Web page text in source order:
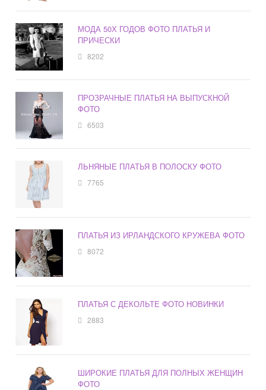
МОДА 50Х ГОДОВ ФОТО ПЛАТЬЯ И
ПРИЧЕСКИ
8202
ПРОЗРАЧНЫЕ ПЛАТЬЯ НА ВЫПУСКНОЙ
ФОТО
6503
ЛЬНЯНЫЕ ПЛАТЬЯ В ПОЛОСКУ ФОТО
7765
ПЛАТЬЯ ИЗ ИРЛАНДСКОГО КРУЖЕВА ФОТО
8072
ПЛАТЬЯ С ДЕКОЛЬТЕ ФОТО НОВИНКИ
2883
ШИРОКИЕ ПЛАТЬЯ ДЛЯ ПОЛНЫХ ЖЕНЩИН
ФОТО